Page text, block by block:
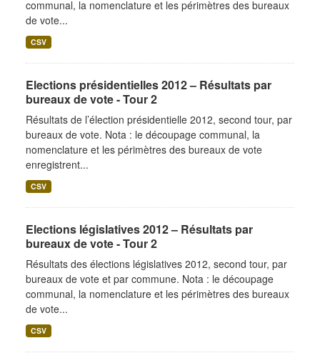
communal, la nomenclature et les périmètres des bureaux
de vote...
CSV
Elections présidentielles 2012 – Résultats par
bureaux de vote - Tour 2
Résultats de l’élection présidentielle 2012, second tour, par
bureaux de vote. Nota : le découpage communal, la
nomenclature et les périmètres des bureaux de vote
enregistrent...
CSV
Elections législatives 2012 – Résultats par
bureaux de vote - Tour 2
Résultats des élections législatives 2012, second tour, par
bureaux de vote et par commune. Nota : le découpage
communal, la nomenclature et les périmètres des bureaux
de vote...
CSV